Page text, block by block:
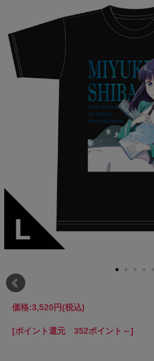
価格:3,520円(税込)
[ポイント還元 352ポイント～]